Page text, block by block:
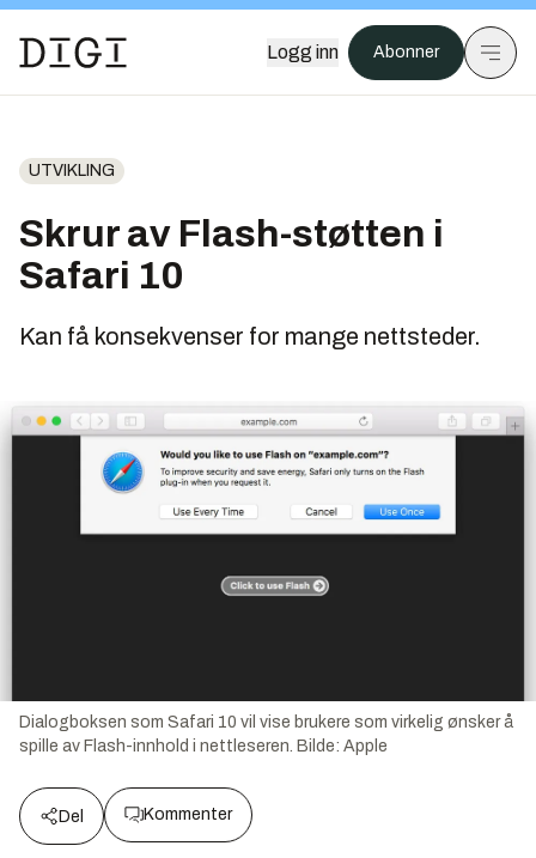
Logg inn Abonner
UTVIKLING
Skrur av Flash-støtten i
Safari 10
Kan få konsekvenser for mange nettsteder.
Dialogboksen som Safari 10 vil vise brukere som virkelig ønsker å
spille av Flash-innhold i nettleseren. Bilde: Apple
Del Kommenter